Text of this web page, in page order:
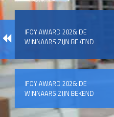
IFOY AWARD 2026: DE
WINNAARS ZIJN BEKEND
IFOY AWARD 2026: DE
WINNAARS ZIJN BEKEND